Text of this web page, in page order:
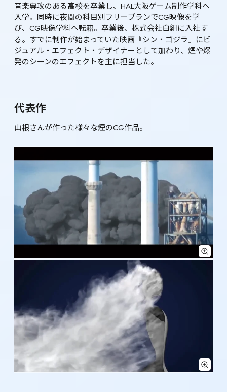
音楽専攻のある高校を卒業し、HAL大阪ゲーム制作学科へ
入学。同時に夜間の科目別フリープランでCG映像を学
び、CG映像学科へ転籍。卒業後、株式会社白組に入社す
る。すでに制作が始まっていた映画『シン・ゴジラ』にビ
ジュアル・エフェクト・デザイナーとして加わり、煙や爆
発のシーンのエフェクトを主に担当した。
代表作
山根さんが作った様々な煙のCG作品。